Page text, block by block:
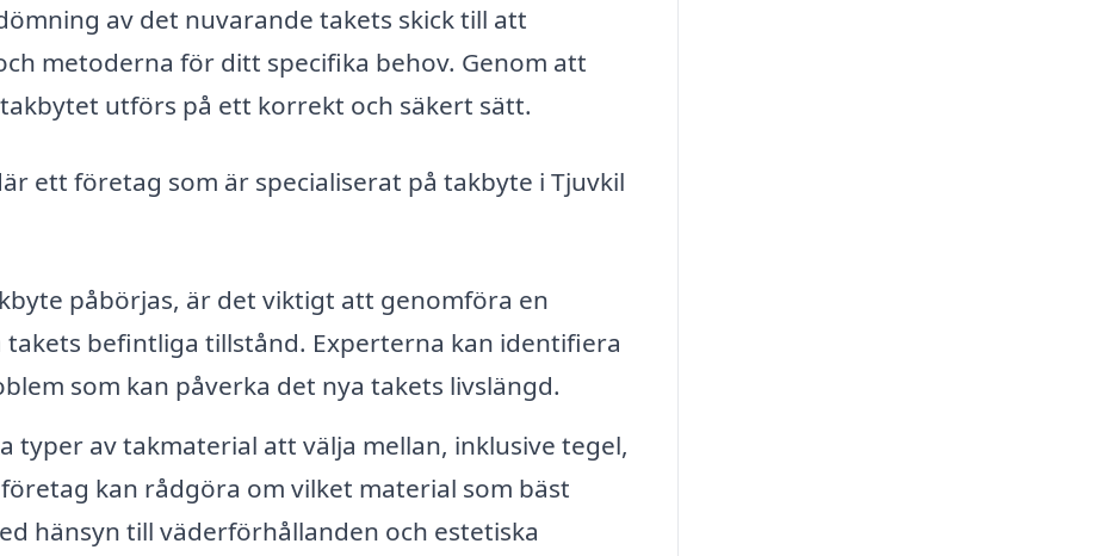
av det nuvarande takets skick till att
metoderna för ditt specifika behov. Genom att
utförs på ett korrekt och säkert sätt.
ett företag som är specialiserat på takbyte i Tjuvkil
påbörjas, är det viktigt att genomföra en
befintliga tillstånd. Experterna kan identifiera
som kan påverka det nya takets livslängd.
typer av takmaterial att välja mellan, inklusive tegel,
kan rådgöra om vilket material som bäst
hänsyn till väderförhållanden och estetiska